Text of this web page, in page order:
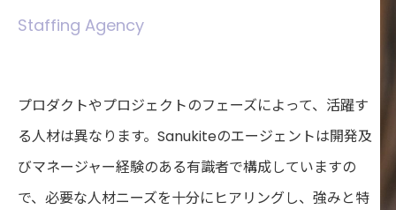
Staffing Agency
プロダクトやプロジェクトのフェーズによって、活躍す
る人材は異なります。Sanukiteのエージェントは開発及
びマネージャー経験のある有識者で構成していますの
で、必要な人材ニーズを十分にヒアリングし、強みと特